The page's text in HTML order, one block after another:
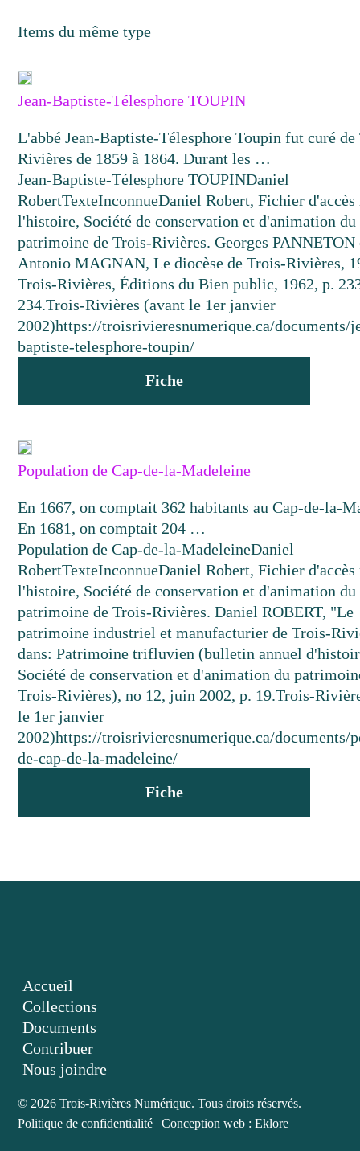
Items du même type
Jean-Baptiste-Télesphore TOUPIN
L'abbé Jean-Baptiste-Télesphore Toupin fut curé
Rivières de 1859 à 1864. Durant les …
Jean-Baptiste-Télesphore TOUPINDaniel
RobertTexteInconnueDaniel Robert, Fichier d'accès
l'histoire, Société de conservation et d'animation du
patrimoine de Trois-Rivières. Georges PANNETON
Antonio MAGNAN, Le diocèse de Trois-Rivières,
Trois-Rivières, Éditions du Bien public, 1962, p.
234.Trois-Rivières (avant le 1er janvier
2002)https://troisrivieresnumerique.ca/documents/
baptiste-telesphore-toupin/
Fiche
Population de Cap-de-la-Madeleine
En 1667, on comptait 362 habitants au Cap-de-la-
En 1681, on comptait 204 …
Population de Cap-de-la-MadeleineDaniel
RobertTexteInconnueDaniel Robert, Fichier d'accès
l'histoire, Société de conservation et d'animation du
patrimoine de Trois-Rivières. Daniel ROBERT, "Le
patrimoine industriel et manufacturier de Trois-
dans: Patrimoine trifluvien (bulletin annuel
Société de conservation et d'animation du
Trois-Rivières), no 12, juin 2002, p. 19.Trois-
le 1er janvier
2002)https://troisrivieresnumerique.ca/documents/
de-cap-de-la-madeleine/
Fiche
Accueil
Collections
Documents
Contribuer
Nous joindre
© 2026 Trois-Rivières Numérique. Tous droits réservés.
Politique de confidentialité |Conception web : Eklore